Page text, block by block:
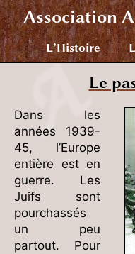
Association
L’Histoire
Le
Dans les
années 1939-
45, l’Europe
entière est en
guerre. Les
Juifs sont
pourchassés
un peu
partout. Pour